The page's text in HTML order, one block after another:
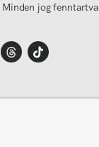
Minden jog fenntartva